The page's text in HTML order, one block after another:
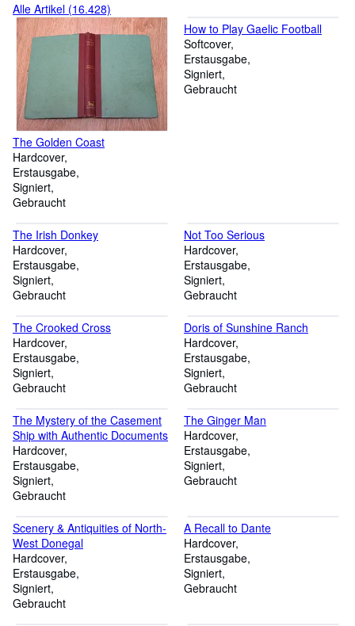
Alle Artikel (16.428)
The Golden Coast
Hardcover
Erstausgabe
Signiert
Gebraucht
How to Play Gaelic Football
Softcover
Erstausgabe
Signiert
Gebraucht
The Irish Donkey
Hardcover
Erstausgabe
Signiert
Gebraucht
Not Too Serious
Hardcover
Erstausgabe
Signiert
Gebraucht
The Crooked Cross
Hardcover
Erstausgabe
Signiert
Gebraucht
Doris of Sunshine Ranch
Hardcover
Erstausgabe
Signiert
Gebraucht
The Mystery of the Casement
Ship with Authentic Documents
Hardcover
Erstausgabe
Signiert
Gebraucht
The Ginger Man
Hardcover
Erstausgabe
Signiert
Gebraucht
Scenery & Antiquities of North-
West Donegal
Hardcover
Erstausgabe
Signiert
Gebraucht
A Recall to Dante
Hardcover
Erstausgabe
Signiert
Gebraucht